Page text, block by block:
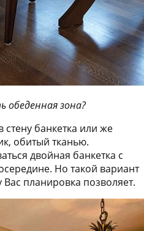
зона?
стену банкетка или же
обитый тканью.
двойная банкетка с
Но такой вариант
планировка позволяет.